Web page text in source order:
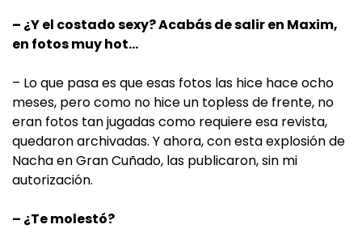
– ¿Y el costado sexy? Acabás de salir en Maxim,
en fotos muy hot…
– Lo que pasa es que esas fotos las hice hace ocho
meses, pero como no hice un topless de frente, no
eran fotos tan jugadas como requiere esa revista,
quedaron archivadas. Y ahora, con esta explosión de
Nacha en Gran Cuñado, las publicaron, sin mi
autorización.
– ¿Te molestó?